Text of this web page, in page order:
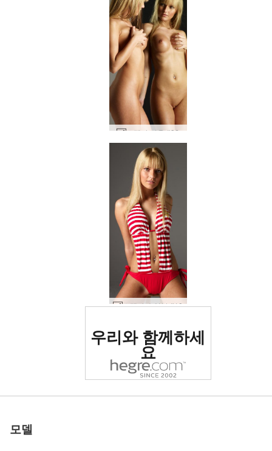
스텔라 거울 #36
스텔라 수영복 #10
로 평가됨
우리와 함께하세
요
10월 순수 #29
키라 6'시 위치 #46
클로버 메탈 스툴 #85
스텔라 거울 #4
스텔라 거울 #84에바 S. 블루 스툴 #40
세계 1위 에로틱 사이트
로 평가됨
우리와 함께하세
요
완벽한 아이라 #9
Evi 독일 섹스 폭탄 #51Allie 아시아 에로틱 패션 #50
Anna S 블랙 온 블랙 #33몰리 스튜디오 사진 #40
클로버 메탈 스툴 #37
세계 1위 에로틱 사이트
로 평가됨
우리와 함께하세
요
Evi 독일 섹스 폭탄 #59클로버 메탈 스툴 #41
Krista Lysa Ruslana 트리오 #69
Anna S 그녀의 어두운 면 #48
스텔라 거울 #60
키키 기념비 #17
세계 1위 에로틱 사이트
로 평가됨
우리와 함께하세
요
안나 S 원탁 #19헬레나 카렐 퍼플 헤이즈 #39
Eva S. 골든 리플렉터 #42
키키 기념비 #25
다리나엘 스킨앤콘크리트 #56
클로버 의료 페티쉬 #48
Oksana M. 금속 의자 #22
Darina L 섹스 인형 #12
소냐 슈퍼 섹시 #66
Erica F 플로어 쇼 #83
세계 1위 에로틱 사이트
로 평가됨
우리와 함께하세
요
소냐 슈퍼 섹시 #62
아이야 여성의 힘 #15
도미니카 C 대음순 #9
니콜라 알몸 #38
알마 엔젤릭 #27
몰리 쁘띠 열정 #4
세계 1위 에로틱 사이트
로 평가됨
우리와 함께하세
요
Anna S 브라질 비키니 #56
완벽한 아이라 #5
Emma M 마법의 누드 #37
알렉산드라 스튜디오 누드 #44
요코 블랙 코르셋 #17
Anna S 크리스마스 반짝이 #58
세계 1위 에로틱 사이트
로 평가됨
우리와 함께하세
요
몰리 쁘띠 열정 #28
모델